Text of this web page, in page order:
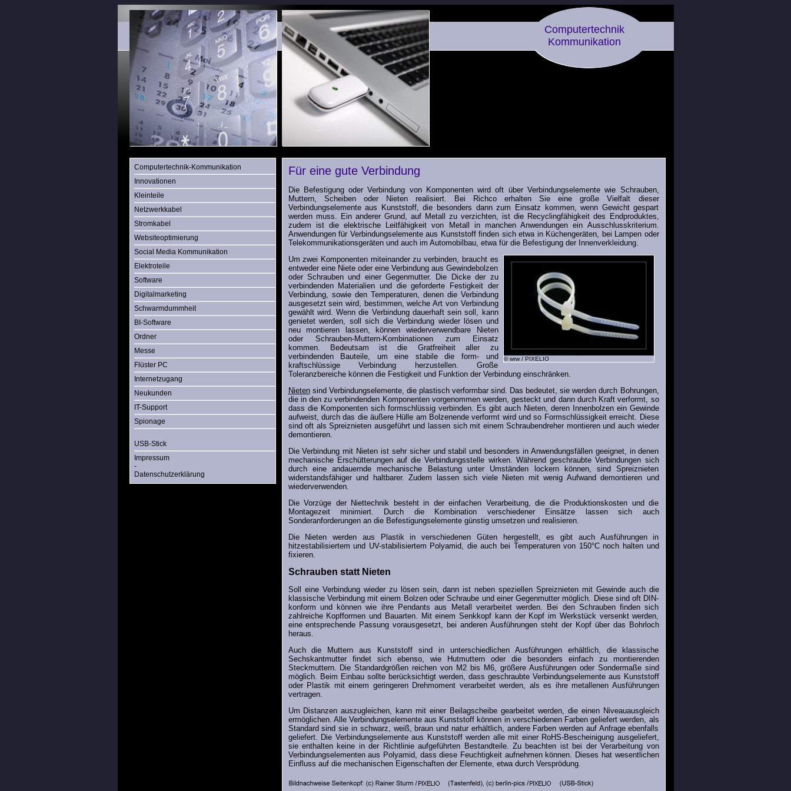
Computertechnik
Kommunikation
Für eine gute Verbindung
Die Befestigung oder Verbindung von Komponenten wird oft über Verbindungselemente wie Schrauben,
Muttern, Scheiben oder Nieten realisiert. Bei Richco erhalten Sie eine große Vielfalt dieser
Verbindungselemente aus Kunststoff, die besonders dann zum Einsatz kommen, wenn Gewicht gespart
werden muss. Ein anderer Grund, auf Metall zu verzichten, ist die Recyclingfähigkeit des Endproduktes,
zudem ist die elektrische Leitfähigkeit von Metall in manchen Anwendungen ein Ausschlusskriterium.
Anwendungen für Verbindungselemente aus Kunststoff finden sich etwa in Küchengeräten, bei Lampen oder
Telekommunikationsgeräten und auch im Automobilbau, etwa für die Befestigung der Innenverkleidung.
© wrw / PIXELIO
Um zwei Komponenten miteinander zu verbinden, braucht es
entweder eine Niete oder eine Verbindung aus Gewindebolzen
oder Schrauben und einer Gegenmutter. Die Dicke der zu
verbindenden Materialien und die geforderte Festigkeit der
Verbindung, sowie den Temperaturen, denen die Verbindung
ausgesetzt sein wird, bestimmen, welche Art von Verbindung
gewählt wird. Wenn die Verbindung dauerhaft sein soll, kann
genietet werden, soll sich die Verbindung wieder lösen und
neu montieren lassen, können wiederverwendbare Nieten
oder Schrauben-Muttern-Kombinationen zum Einsatz
kommen. Bedeutsam ist die Gratfreiheit aller zu
verbindenden Bauteile, um eine stabile die form- und
kraftschlüssige Verbindung herzustellen. Große
Toleranzbereiche können die Festigkeit und Funktion der Verbindung einschränken.
Nietensind Verbindungselemente, die plastisch verformbar sind. Das bedeutet, sie werden durch Bohrungen,
die in den zu verbindenden Komponenten vorgenommen werden, gesteckt und dann durch Kraft verformt, so
dass die Komponenten sich formschlüssig verbinden. Es gibt auch Nieten, deren Innenbolzen ein Gewinde
aufweist, durch das die äußere Hülle am Bolzenende verformt wird und so Formschlüssigkeit erreicht. Diese
sind oft als Spreiznieten ausgeführt und lassen sich mit einem Schraubendreher montieren und auch wieder
demontieren.
Die Verbindung mit Nieten ist sehr sicher und stabil und besonders in Anwendungsfällen geeignet, in denen
mechanische Erschütterungen auf die Verbindungsstelle wirken. Während geschraubte Verbindungen sich
durch eine andauernde mechanische Belastung unter Umständen lockern können, sind Spreiznieten
widerstandsfähiger und haltbarer. Zudem lassen sich viele Nieten mit wenig Aufwand demontieren und
wiederverwenden.
Die Vorzüge der Niettechnik besteht in der einfachen Verarbeitung, die die Produktionskosten und die
Montagezeit minimiert. Durch die Kombination verschiedener Einsätze lassen sich auch
Sonderanforderungen an die Befestigungselemente günstig umsetzen und realisieren.
Die Nieten werden aus Plastik in verschiedenen Güten hergestellt, es gibt auch Ausführungen in
hitzestabilisiertem und UV-stabilisiertem Polyamid, die auch bei Temperaturen von 150°C noch halten und
fixieren.
Schrauben statt Nieten
Soll eine Verbindung wieder zu lösen sein, dann ist neben speziellen Spreiznieten mit Gewinde auch die
klassische Verbindung mit einem Bolzen oder Schraube und einer Gegenmutter möglich. Diese sind oft DIN-
konform und können wie ihre Pendants aus Metall verarbeitet werden. Bei den Schrauben finden sich
zahlreiche Kopfformen und Bauarten. Mit einem Senkkopf kann der Kopf im Werkstück versenkt werden,
eine entsprechende Passung vorausgesetzt, bei anderen Ausführungen steht der Kopf über das Bohrloch
heraus.
Auch die Muttern aus Kunststoff sind in unterschiedlichen Ausführungen erhältlich, die klassische
Sechskantmutter findet sich ebenso, wie Hutmuttern oder die besonders einfach zu montierenden
Steckmuttern. Die Standardgrößen reichen von M2 bis M6, größere Ausführungen oder Sondermaße sind
möglich. Beim Einbau sollte berücksichtigt werden, dass geschraubte Verbindungselemente aus Kunststoff
oder Plastik mit einem geringeren Drehmoment verarbeitet werden, als es ihre metallenen Ausführungen
vertragen.
Um Distanzen auszugleichen, kann mit einer Beilagscheibe gearbeitet werden, die einen Niveauausgleich
ermöglichen. Alle Verbindungselemente aus Kunststoff können in verschiedenen Farben geliefert werden, als
Standard sind sie in schwarz, weiß, braun und natur erhältlich, andere Farben werden auf Anfrage ebenfalls
geliefert. Die Verbindungselemente aus Kunststoff werden alle mit einer RoHS-Bescheinigung ausgeliefert,
sie enthalten keine in der Richtlinie aufgeführten Bestandteile. Zu beachten ist bei der Verarbeitung von
Verbindungselementen aus Polyamid, dass diese Feuchtigkeit aufnehmen können. Dieses hat wesentlichen
Einfluss auf die mechanischen Eigenschaften der Elemente, etwa durch Versprödung.
Computertechnik-Kommunikation
Innovationen
Kleinteile
Netzwerkkabel
Stromkabel
Websiteoptimierung
Social Media Kommunikation
Elektroteile
Software
Digitalmarketing
Schwarmdummheit
BI-Software
Ordner
Messe
Flüster PC
Internetzugang
Neukunden
IT-Support
Spionage
USB-Stick
Impressum
-
Datenschutzerklärung